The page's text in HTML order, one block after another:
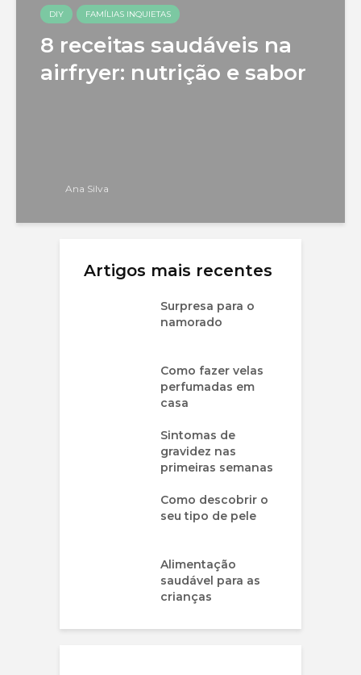
DIY FAMÍLIAS INQUIETAS
8 receitas saudáveis na
airfryer: nutrição e sabor
Ana Silva
Artigos mais recentes
Surpresa para o
namorado
Como fazer velas
perfumadas em
casa
Sintomas de
gravidez nas
primeiras semanas
Como descobrir o
seu tipo de pele
Alimentação
saudável para as
crianças